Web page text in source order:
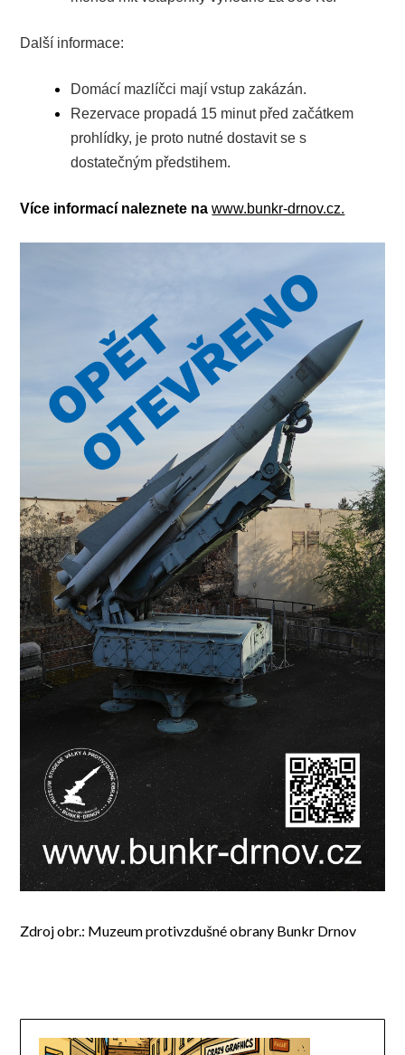
Další informace:
Domácí mazlíčci mají vstup zakázán.
Rezervace propadá 15 minut před začátkem
prohlídky, je proto nutné dostavit se s
dostatečným předstihem.
Více informací naleznete na www.bunkr-drnov.cz.
Zdroj obr.: Muzeum protivzdušné obrany Bunkr Drnov